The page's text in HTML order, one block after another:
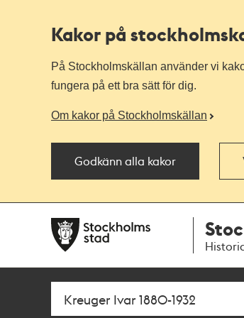
Kakor på
På Stockholmskällan använder vi
fungera på ett bra sätt för dig.
Om kakor på Stockholmskällan
Godkänn alla kakor
navigationen
huvudinnehållet
Sök